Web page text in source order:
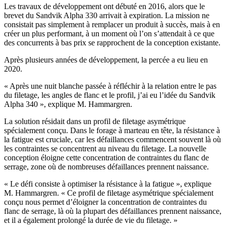
Les travaux de développement ont débuté en 2016, alors que le
brevet du Sandvik Alpha 330 arrivait à expiration. La mission ne
consistait pas simplement à remplacer un produit à succès, mais à en
créer un plus performant, à un moment où l’on s’attendait à ce que
des concurrents à bas prix se rapprochent de la conception existante.
Après plusieurs années de développement, la percée a eu lieu en
2020.
« Après une nuit blanche passée à réfléchir à la relation entre le pas
du filetage, les angles de flanc et le profil, j’ai eu l’idée du Sandvik
Alpha 340 », explique M. Hammargren.
La solution résidait dans un profil de filetage asymétrique
spécialement conçu. Dans le forage à marteau en tête, la résistance à
la fatigue est cruciale, car les défaillances commencent souvent là où
les contraintes se concentrent au niveau du filetage. La nouvelle
conception éloigne cette concentration de contraintes du flanc de
serrage, zone où de nombreuses défaillances prennent naissance.
« Le défi consiste à optimiser la résistance à la fatigue », explique
M. Hammargren. « Ce profil de filetage asymétrique spécialement
conçu nous permet d’éloigner la concentration de contraintes du
flanc de serrage, là où la plupart des défaillances prennent naissance,
et il a également prolongé la durée de vie du filetage. »